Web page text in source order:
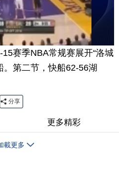
赛季NBA常规赛展开“洛城
。第二节，快船62-56湖
分享
更多精彩
載更多